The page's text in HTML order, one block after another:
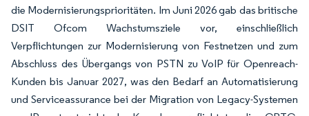
die Modernisierungsprioritäten. Im Juni 2026 gab das britische
DSIT Ofcom Wachstumsziele vor, einschließlich
Verpflichtungen zur Modernisierung von Festnetzen und zum
Abschluss des Übergangs von PSTN zu VoIP für Openreach-
Kunden bis Januar 2027, was den Bedarf an Automatisierung
und Serviceassurance bei der Migration von Legacy-Systemen